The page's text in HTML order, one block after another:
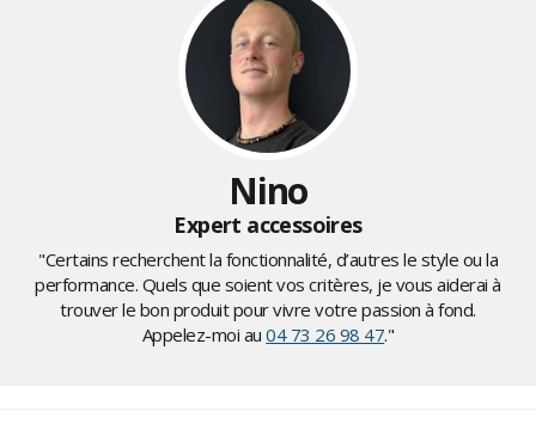
Nino
Expert accessoires
"Certains recherchent la fonctionnalité, d’autres le style ou la
performance. Quels que soient vos critères, je vous aiderai à
trouver le bon produit pour vivre votre passion à fond.
Appelez-moi au04 73 26 98 47."